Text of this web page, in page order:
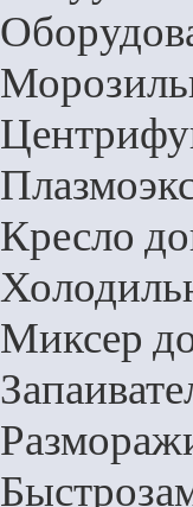
Кресло
Миксер